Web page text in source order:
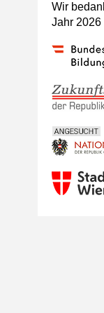
Wir
Jahr 2026